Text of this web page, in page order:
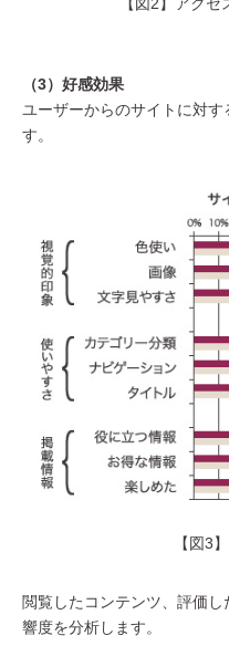
（3）好感効果
ユーザーからのサイトに対
す。
【図3
閲覧したコンテンツ、評価
響度を分析します。